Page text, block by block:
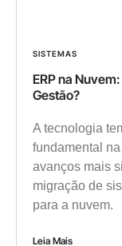
SISTEMAS
ERP na
Gestão?
A tecnologia
fundamental
avanços mais
migração de
para a nuvem.
Leia Mais